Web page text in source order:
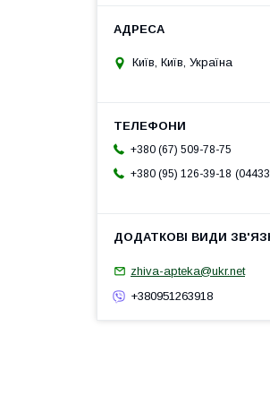
Київ, Київ, Україна
+380 (67) 509-78-75
+380 (95) 126-39-18
zhiva-apteka@ukr.net
+380951263918